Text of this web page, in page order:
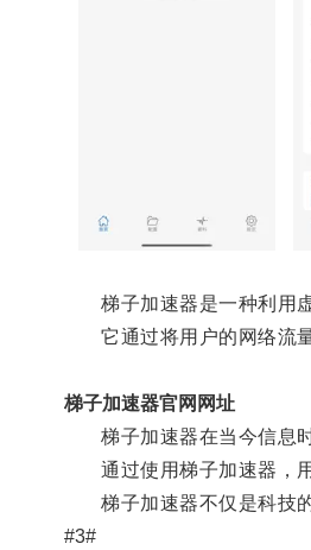
梯子加速器是一种利用虚
它通过将用户的网络流量
梯子加速器官网网址
梯子加速器在当今信息时
通过使用梯子加速器，用
梯子加速器不仅是科技的
#3#